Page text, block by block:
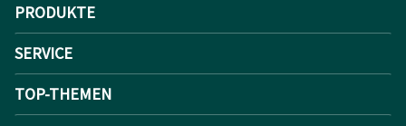
PRODUKTE
SERVICE
TOP-THEMEN